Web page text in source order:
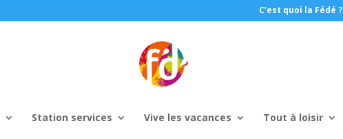
C’est quoi la Fédé ?
Station services Vive les vacances Tout à loisir